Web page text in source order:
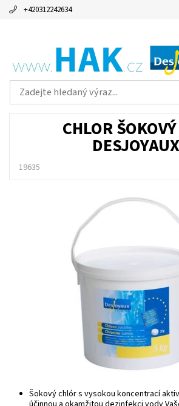
+420312242634
CHLOR
DESJOYAUX
19635
Šokový chlór s vysokou koncentrací